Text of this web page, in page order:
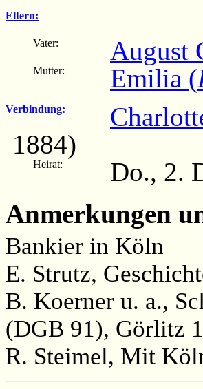
Eltern:
Vater: August
Mutter: Emilia (
Verbindung:
1884)
Heirat:
Do., 2.
Anmerkungen
Bankier in Köln
E. Strutz,
B. Koerner u. a.,
(DGB 91), Görlitz
R. Steimel, Mit